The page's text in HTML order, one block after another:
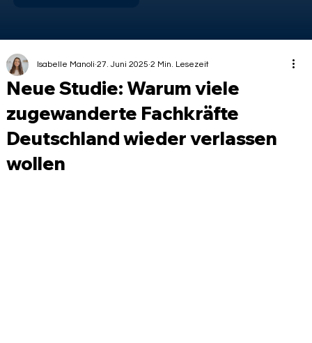
Neue Studie: Warum viele
zugewanderte Fachkräfte
Deutschland wieder verlassen
wollen
Isabelle Manoli 27. Juni 2025 2 Min. Lesezeit